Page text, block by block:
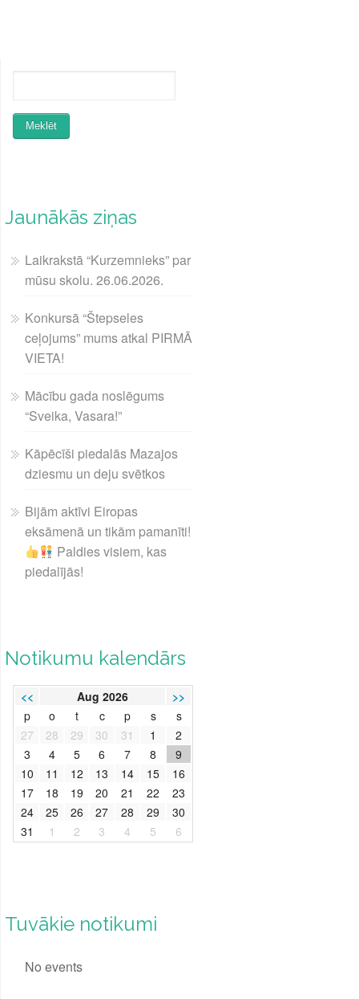
Jaunākās ziņas
Laikrakstā “Kurzemnieks” par
mūsu skolu. 26.06.2026.
Konkursā “Štepseles
ceļojums” mums atkal PIRMĀ
VIETA!
Mācību gada noslēgums
“Sveika, Vasara!”
Kāpēcīši piedalās Mazajos
dziesmu un deju svētkos
Bijām aktīvi Eiropas
eksāmenā un tikām pamanīti!
Paldies visiem, kas
piedalījās!
Notikumu kalendārs
<< Aug 2026
>>
p
o t c p s
s
27
28 29 30 31 1
2
3
4 5 6 7 8
9
10
11 12 13 14 15
16
17
18 19 20 21 22
23
24
25 26 27 28 29
30
31
1 2 3 4 5 6
Tuvākie notikumi
No events